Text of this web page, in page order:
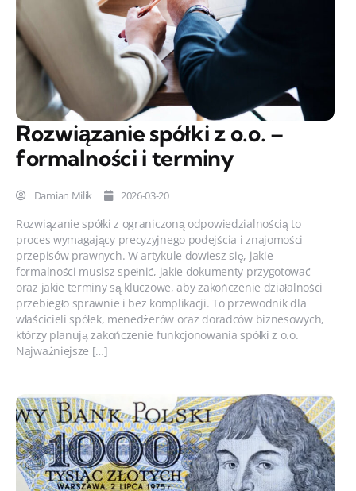
Rozwiązanie spółki z o.o. –
formalności i terminy
Damian Milik 2026-03-20
Rozwiązanie spółki z ograniczoną odpowiedzialnością to
proces wymagający precyzyjnego podejścia i znajomości
przepisów prawnych. W artykule dowiesz się, jakie
formalności musisz spełnić, jakie dokumenty przygotować
oraz jakie terminy są kluczowe, aby zakończenie działalności
przebiegło sprawnie i bez komplikacji. To przewodnik dla
właścicieli spółek, menedżerów oraz doradców biznesowych,
którzy planują zakończenie funkcjonowania spółki z o.o.
Najważniejsze […]